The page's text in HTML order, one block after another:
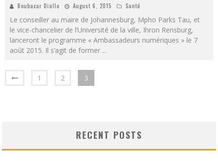
Boubacar Diallo August 6, 2015 Santé
Le conseiller au maire de Johannesburg, Mpho Parks Tau, et
le vice-chancelier de l’Université de la ville, Ihron Rensburg,
lanceront le programme « Ambassadeurs numériques » le 7
août 2015. Il s’agit de former ...
1 2 3
RECENT POSTS